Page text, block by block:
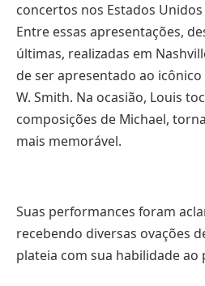
concertos nos Estados
Entre essas apresentações,
últimas, realizadas em
de ser apresentado ao
W. Smith. Na ocasião, Louis
composições de Michael,
mais memorável.
Suas performances foram
recebendo diversas ovações
plateia com sua habilidade ao